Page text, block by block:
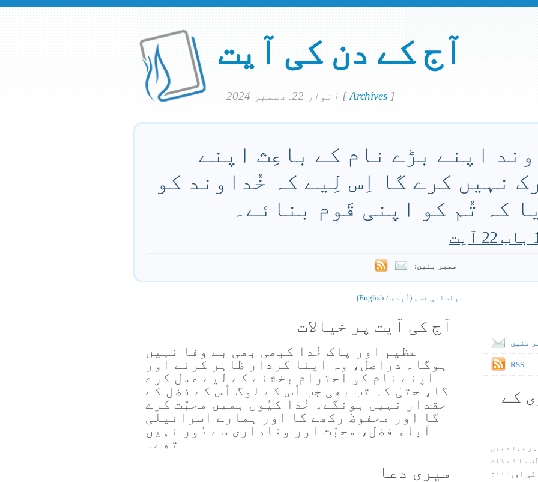
آج کے دن کی آیت
[Archives]
اپنے بڑے نام کے باعِث اپنے
نہیں کرے گا اِس لِیے کہ خُداوند کو
کہ تُم کو اپنی قَوم بنائے۔
ممبر بنیں:
دولسانی قسم (اُردو / English)
آج کی آیت پر خیالات
عظیم اور پاک خُدا کبھی بھی بے وفا نہیں
ہوگا۔ دراصل، وہ اپنا کردار ظاہر کرنے اور
اپنے نام کو احترام بخشنے کے لیے عمل کرے
گا، حتیٰ کہ تب بھی جب اُس کے لوگ اُس کے فضل کے
حقدار نہیں ہونگے۔ خُدا کیُوں ہمیں محبّت کرے
گا اور محفوظ رکھے گا اور ہمارے اسرائیلی
آباء فضل، محبّت اور وفاداری سے دُور نہیں
تھے۔
میری دعا
بنیں
RSS
کے
مہنے میں
آف دا ڈے ڈاٹ
کام ۱۹۹۸ میں بین سٹیڈ نے شروع کی اور۲۰۰۰